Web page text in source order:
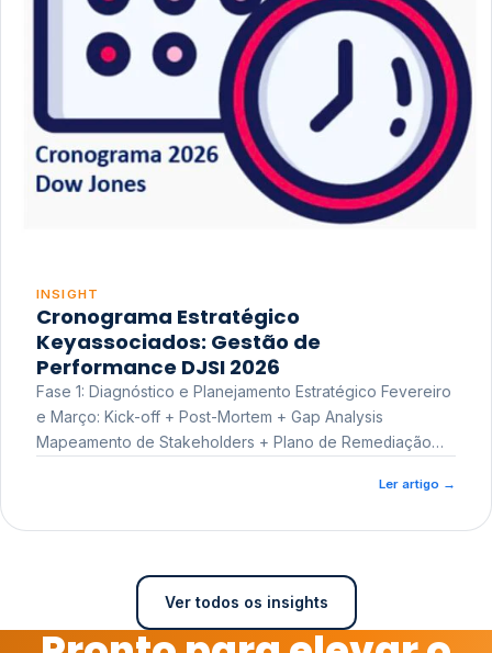
INSIGHT
Cronograma Estratégico
Keyassociados: Gestão de
Performance DJSI 2026
Fase 1: Diagnóstico e Planejamento Estratégico Fevereiro
e Março: Kick-off + Post-Mortem + Gap Analysis
Mapeamento de Stakeholders + Plano de Remediação
Ler artigo →
Ver todos os insights